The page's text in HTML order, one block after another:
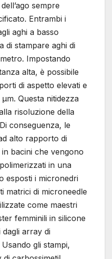
sempre
Entrambi i
aghi a basso
di stampare aghi di
Impostando
alta, è possibile
di aspetto elevati e
Questa nitidezza
risoluzione della
conseguenza, le
alto rapporto di
bacini che vengono
in una
esposti i micronedri
matrici di microneedle
come maestri
femminili in silicone
array di
gli stampi,